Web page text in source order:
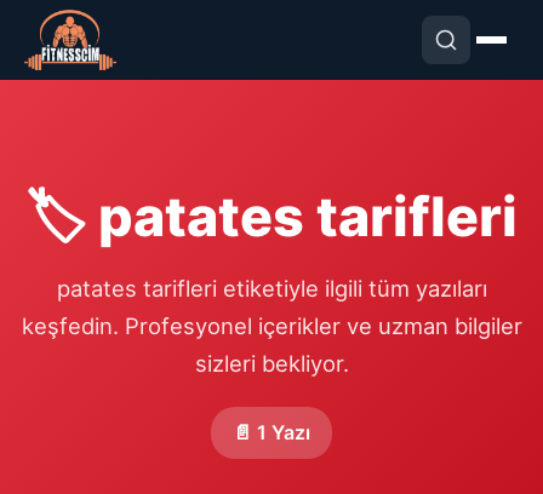
🏷️ patates tarifleri
patates tarifleri etiketiyle ilgili tüm yazıları
keşfedin. Profesyonel içerikler ve uzman bilgiler
sizleri bekliyor.
📄 1 Yazı